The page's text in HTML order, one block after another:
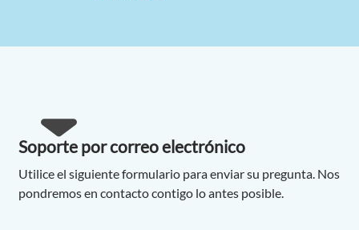
Soporte por correo electrónico
Utilice el siguiente formulario para enviar su pregunta. Nos
pondremos en contacto contigo lo antes posible.